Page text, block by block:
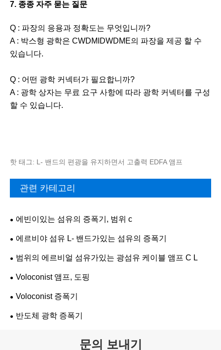
7. 종종 자주 묻는 질문
Q : 파장의 응용과 정확도는 무엇입니까?
A : 박스형 광학은 CWDMIDWDME의 파장을 제공 할 수
있습니다.
Q : 어떤 광학 커넥터가 필요합니까?
A : 광학 상자는 무료 요구 사항에 따라 광학 커넥터를 구성
할 수 있습니다.
핫 태그: L- 밴드의 편광을 유지하면서 고출력 EDFA 앰프
관련 카테고리
에빈이있는 섬유의 증폭기, 범위 c
에르비야 섬유 L- 밴드가있는 섬유의 증폭기
범위의 에르비얼 섬유가있는 광섬유 케이블 앰프 C L
Voloconist 앰프, 도핑
Voloconist 증폭기
반도체 광학 증폭기
문의 보내기